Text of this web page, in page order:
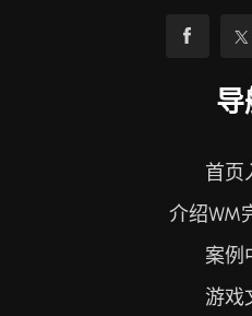
导
首页
介绍WM
案例
游戏